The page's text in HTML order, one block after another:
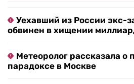
Уехавший из России экс-
обвинен в хищении
Метеоролог рассказала о
парадоксе в Москве